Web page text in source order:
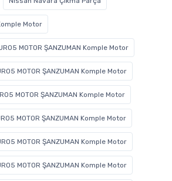
Motor
MOTOR ŞANZUMAN Komple Motor
MOTOR ŞANZUMAN Komple Motor
MOTOR ŞANZUMAN Komple Motor
MOTOR ŞANZUMAN Komple Motor
MOTOR ŞANZUMAN Komple Motor
MOTOR ŞANZUMAN Komple Motor